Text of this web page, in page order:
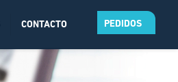
CONTACTO PEDIDOS